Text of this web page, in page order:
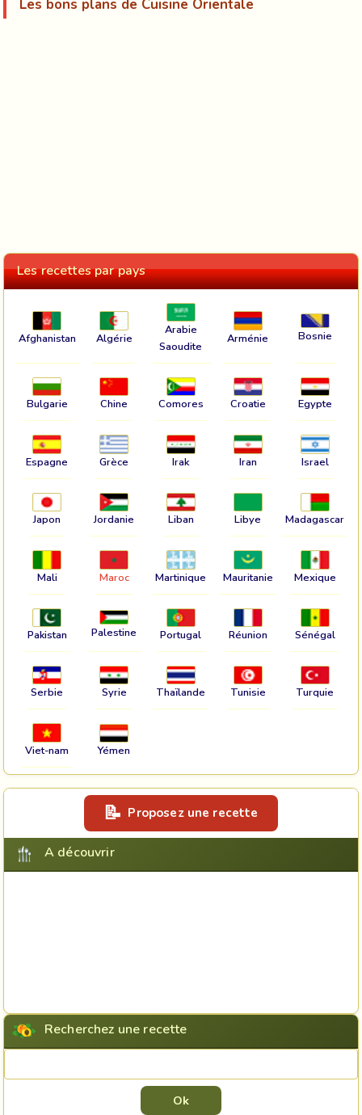
Les bons plans de Cuisine Orientale
Les recettes par pays
Afghanistan Algérie
Arabie
Saoudite
Arménie Bosnie
Bulgarie Chine Comores Croatie Egypte
Espagne Grèce Irak Iran Israel
Japon Jordanie Liban Libye Madagascar
Mali Maroc Martinique Mauritanie Mexique
Pakistan Palestine Portugal Réunion Sénégal
Serbie Syrie Thaïlande Tunisie Turquie
Viet-nam Yémen
Proposez une recette
A découvrir
Recherchez une recette